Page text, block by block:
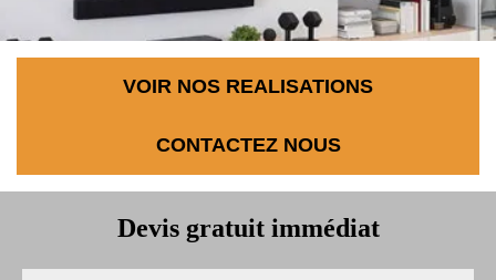
VOIR NOS REALISATIONS
CONTACTEZ NOUS
Devis gratuit immédiat